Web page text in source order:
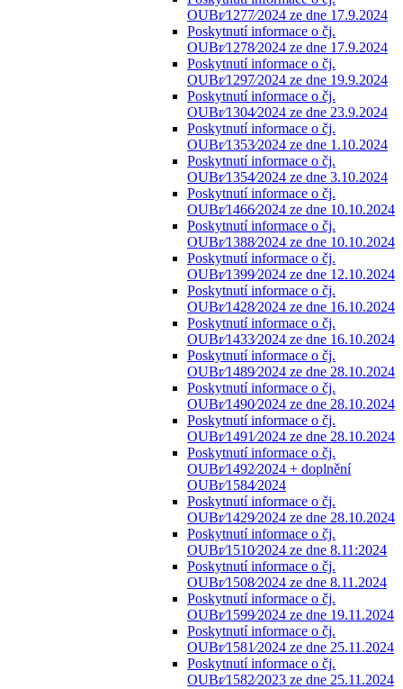
OUBr⁄1277⁄2024 ze dne 17.9.2024
Poskytnutí informace o čj.
OUBr⁄1278⁄2024 ze dne 17.9.2024
Poskytnutí informace o čj.
OUBr⁄1297⁄2024 ze dne 19.9.2024
Poskytnutí informace o čj.
OUBr⁄1304⁄2024 ze dne 23.9.2024
Poskytnutí informace o čj.
OUBr⁄1353⁄2024 ze dne 1.10.2024
Poskytnutí informace o čj.
OUBr⁄1354⁄2024 ze dne 3.10.2024
Poskytnutí informace o čj.
OUBr⁄1466⁄2024 ze dne 10.10.2024
Poskytnutí informace o čj.
OUBr⁄1388⁄2024 ze dne 10.10.2024
Poskytnutí informace o čj.
OUBr⁄1399⁄2024 ze dne 12.10.2024
Poskytnutí informace o čj.
OUBr⁄1428⁄2024 ze dne 16.10.2024
Poskytnutí informace o čj.
OUBr⁄1433⁄2024 ze dne 16.10.2024
Poskytnutí informace o čj.
OUBr⁄1489⁄2024 ze dne 28.10.2024
Poskytnutí informace o čj.
OUBr⁄1490⁄2024 ze dne 28.10.2024
Poskytnutí informace o čj.
OUBr⁄1491⁄2024 ze dne 28.10.2024
Poskytnutí informace o čj.
OUBr⁄1492⁄2024 + doplnění
OUBr⁄1584⁄2024
Poskytnutí informace o čj.
OUBr⁄1429⁄2024 ze dne 28.10.2024
Poskytnutí informace o čj.
OUBr⁄1510⁄2024 ze dne 8.11:2024
Poskytnutí informace o čj.
OUBr⁄1508⁄2024 ze dne 8.11.2024
Poskytnutí informace o čj.
OUBr⁄1599⁄2024 ze dne 19.11.2024
Poskytnutí informace o čj.
OUBr⁄1581⁄2024 ze dne 25.11.2024
Poskytnutí informace o čj.
OUBr⁄1582⁄2023 ze dne 25.11.2024